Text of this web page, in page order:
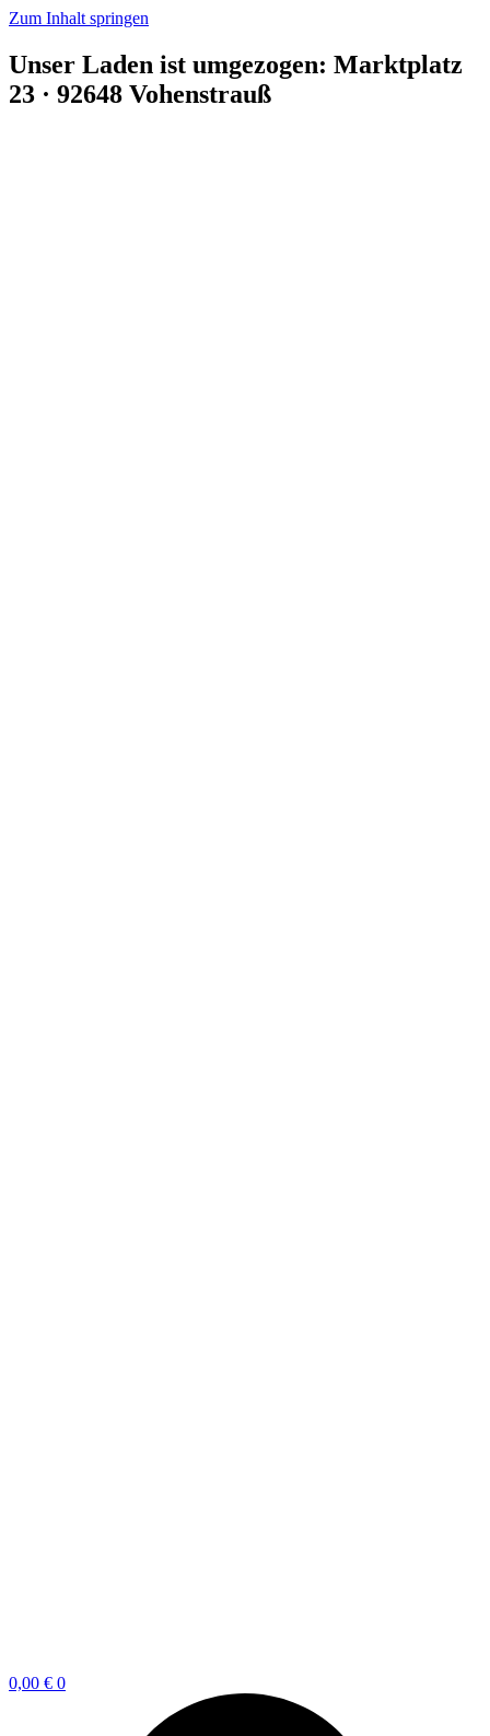
Zum Inhalt springen
Unser Laden ist umgezogen: Marktplatz
23 · 92648 Vohenstrauß
0,00 € 0